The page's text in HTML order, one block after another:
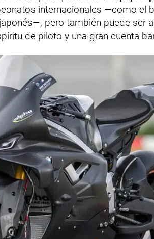
internacionales —como el
pero también puede ser
de piloto y una gran cuenta